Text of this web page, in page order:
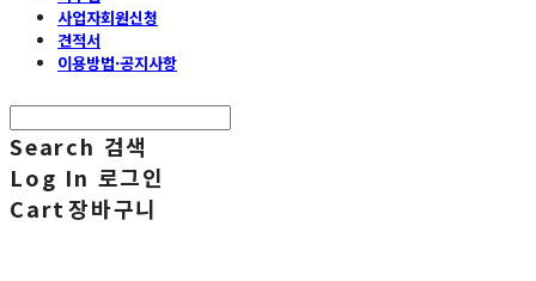
사업자회원신청
견적서
이용방법·공지사항
Search 검색
Log In 로그인
Cart장바구니